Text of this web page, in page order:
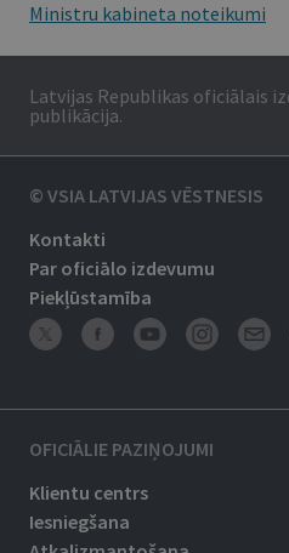
Ministru kabineta noteikumi
Latvijas Republikas oficiālais
publikācija.
© VSIA LATVIJAS VĒSTNESIS
Kontakti
Par oficiālo izdevumu
Piekļūstamība
OFICIĀLIE PAZIŅOJUMI
Klientu centrs
Iesniegšana